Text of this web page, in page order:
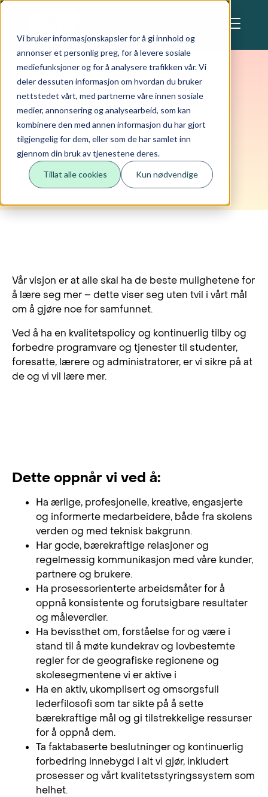
Vi bruker informasjonskapsler for å gi innhold og
annonser et personlig preg, for å levere sosiale
mediefunksjoner og for å analysere trafikken vår. Vi
deler dessuten informasjon om hvordan du bruker
nettstedet vårt, med partnerne våre innen sosiale
medier, annonsering og analysearbeid, som kan
kombinere den med annen informasjon du har gjort
tilgjengelig for dem, eller som de har samlet inn
gjennom din bruk av tjenestene deres.
Tillat alle cookies Kun nødvendige
Skip to main content
Kvalitetspolitikk
Vår visjon er at alle skal ha de beste mulighetene for
å lære seg mer – dette viser seg uten tvil i vårt mål
om å gjøre noe for samfunnet.
Ved å ha en kvalitetspolicy og kontinuerlig tilby og
forbedre programvare og tjenester til studenter,
foresatte, lærere og administratorer, er vi sikre på at
de og vi vil lære mer.
Dette oppnår vi ved å:
Ha ærlige, profesjonelle, kreative, engasjerte
og informerte medarbeidere, både fra skolens
verden og med teknisk bakgrunn.
Har gode, bærekraftige relasjoner og
regelmessig kommunikasjon med våre kunder,
partnere og brukere.
Ha prosessorienterte arbeidsmåter for å
oppnå konsistente og forutsigbare resultater
og måleverdier.
Ha bevissthet om, forståelse for og være i
stand til å møte kundekrav og lovbestemte
regler for de geografiske regionene og
skolesegmentene vi er aktive i
Ha en aktiv, ukomplisert og omsorgsfull
lederfilosofi som tar sikte på å sette
bærekraftige mål og gi tilstrekkelige ressurser
for å oppnå dem.
Ta faktabaserte beslutninger og kontinuerlig
forbedring innebygd i alt vi gjør, inkludert
prosesser og vårt kvalitetsstyringssystem som
helhet.